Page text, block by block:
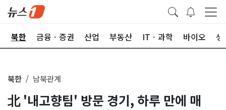
북한 금융ㆍ증권 산업 부동산 ITㆍ과학 바이오 생
북한 남북관계
北 '내고향팀' 방문 경기, 하루 만에 매